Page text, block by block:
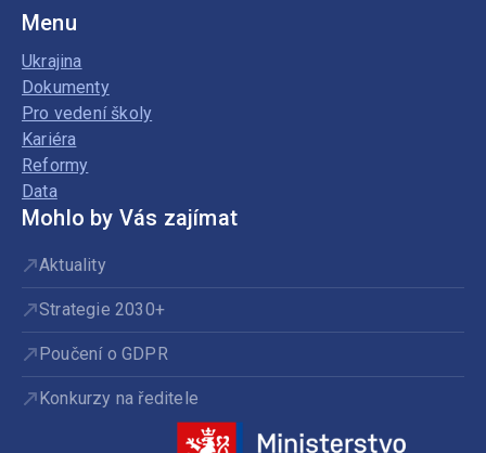
Menu
Ukrajina
Dokumenty
Pro vedení školy
Kariéra
Reformy
Data
Mohlo by Vás zajímat
Aktuality
Strategie 2030+
Poučení o GDPR
Konkurzy na ředitele